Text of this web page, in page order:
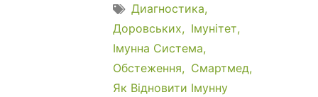
Диагностика
Доровських
Імунітет
Імунна Система
Обстеження
Смартмед
Як Відновити Імунну